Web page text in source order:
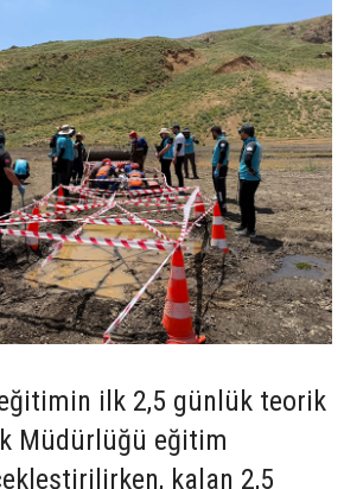
ilk 2,5 günlük teorik
Müdürlüğü eğitim
kalan 2,5